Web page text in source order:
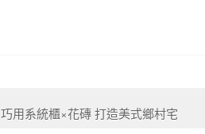
巧用系統櫃×花磚 打造美式鄉村宅